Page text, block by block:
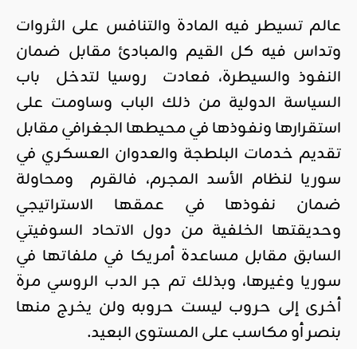
عالم تسيطر فيه المادة والتنافس على الثروات
وتداس فيه كل القيم والمبادئ مقابل ضمان
النفوذ والسيطرة، فعادت روسيا لتدخل باب
السياسة الدولية من ذلك الباب وساومت على
استقرارها ونفوذها في محيطها الجغرافي مقابل
تقديم خدمات البلطجة والعدوان العسكري في
سوريا لنظام الأسد المجرم، فالقرم ومحاولة
ضمان نفوذها في عمقها الاستراتيجي
وحديقتها الخلفية من دول الاتحاد السوفيتي
السابق مقابل مساعدة أمريكا في ملفاتها في
سوريا وغيرها، وبذلك تم جر الدب الروسي مرة
أخرى إلى حروب ليست حروبه ولن يخرج منها
بنصر أو مكاسب على المستوى البعيد.